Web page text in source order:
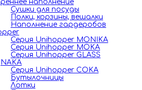
наполнение
Сушки для посуды
Полки, корзины, вешалки
Наполнение гардеробов
Серия Unihopper MONIKA
Серия Unihopper MOKA
Серия Unihopper GLASS
NAKA
Серия Unihopper COKA
Бутылочницы
Лотки